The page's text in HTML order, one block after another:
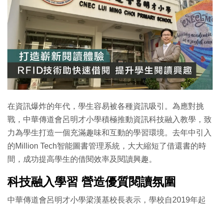
生成式AI與雲端應用
Enterprise Digital Transformation
特集
在資訊爆炸的年代，學生容易被各種資訊吸引。為應對挑
戰，中華傳道會呂明才小學積極推動資訊科技融入教學，致
力為學生打造一個充滿趣味和互動的學習環境。去年中引入
的Million Tech智能圖書管理系統，大大縮短了借還書的時
間，成功提高學生的借閱效率及閱讀興趣。
科技融入學習 營造優質閱讀氛圍
中華傳道會呂明才小學梁漢基校長表示，學校自2019年起